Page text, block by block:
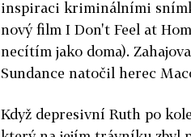
inspiraci kriminálními
nový film I Don't Feel at
necítím jako doma).
Sundance natočil herec
Když depresivní Ruth po